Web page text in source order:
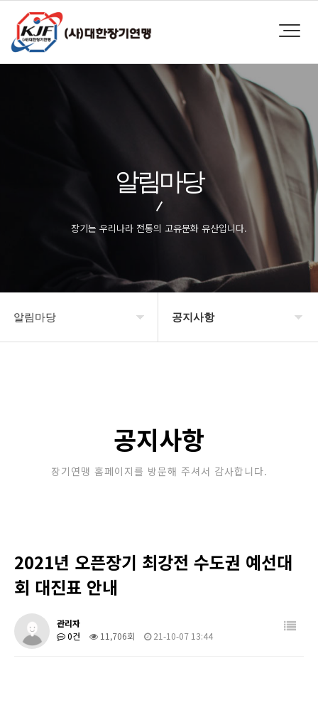
알림마당
장기는 우리나라 전통의 고유문화 유산입니다.
알림마당 공지사항
포토갤러리
공지사항
장기연맹 홈페이지를 방문해 주셔서 감사합니다.
2021년 오픈장기 최강전 수도권 예선대
회 대진표 안내
관리자
0건
11,706회 21-10-07 13:44